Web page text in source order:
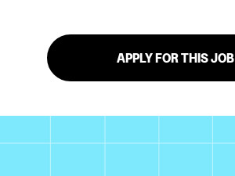
APPLY FOR THIS JOB